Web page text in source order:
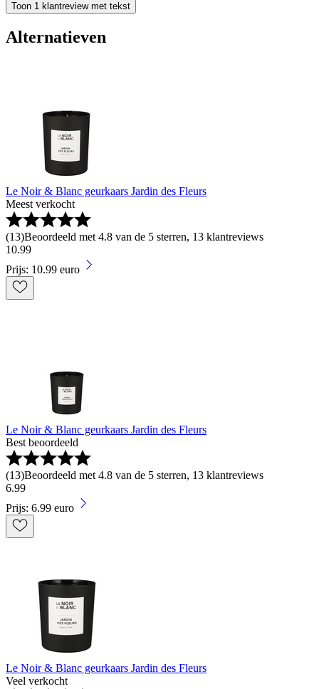
Toon 1 klantreview met tekst
Alternatieven
Le Noir & Blanc geurkaars Jardin des Fleurs
Meest verkocht
(13)Beoordeeld met 4.8 van de 5 sterren, 13 klantreviews
10.99
Prijs: 10.99 euro
Le Noir & Blanc geurkaars Jardin des Fleurs
Best beoordeeld
(13)Beoordeeld met 4.8 van de 5 sterren, 13 klantreviews
6.99
Prijs: 6.99 euro
Le Noir & Blanc geurkaars Jardin des Fleurs
Veel verkocht